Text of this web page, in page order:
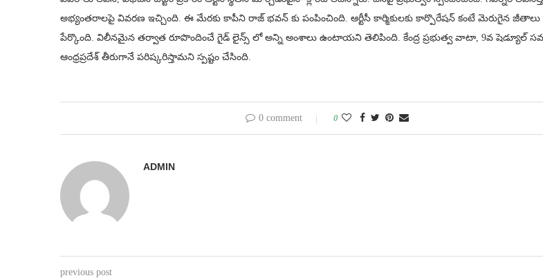
అభ్యంతరాలపై వివరణ ఇచ్చింది. ఈ మేరకు కాపీని రాజ్‌ భవన్‌ కు పంపించింది. ఆర్టీసీ కార్మికులకు కార్పొరేషన్‌ కంటే మెరుగైన
పేర్కొంది. విలీనమైన తర్వాత రూపొందించే గైడ్‌ లైన్స్‌ లో అన్ని అంశాలు ఉంటాయని తెలిపింది. కేంద్ర ప్రభుత్వ వాటా, 9వ షెడ్యూల్‌
ఆంధ్రప్రదేశ్‌ తీరుగానే పరిష్కరిస్తామని స్పష్టం చేసింది.
0 comment 0
ADMIN
previous post